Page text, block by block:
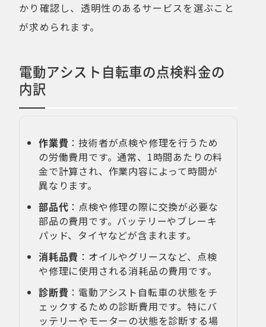
かり確認し、透明性のあるサービスを選ぶこと
が求められます。
電動アシスト自転車の点検料金の
内訳
作業費 ：技術者が点検や修理を行うため
の労働費用です。通常、1時間あたりの料
金で計算され、作業内容によって時間が
異なります。
部品代 ：点検や修理の際に交換が必要な
部品の費用です。バッテリーやブレーキ
パッド、タイヤなどが含まれます。
消耗品費 ：オイルやグリースなど、点検
や修理に使用される消耗品の費用です。
診断費 ：電動アシスト自転車の状態をチ
ェックするための診断費用です。特にバ
ッテリーやモーターの状態を診断する場